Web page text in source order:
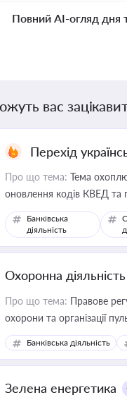
Повний AI-огляд дня
вас
Перехід
Про що тема: Тема
оновлення кодів КВЕД та
Банківська
діяльність
Охоронна діяльність
Про що тема: Правове
охорони та організації
Банківська діяльність
Зелена енергетика